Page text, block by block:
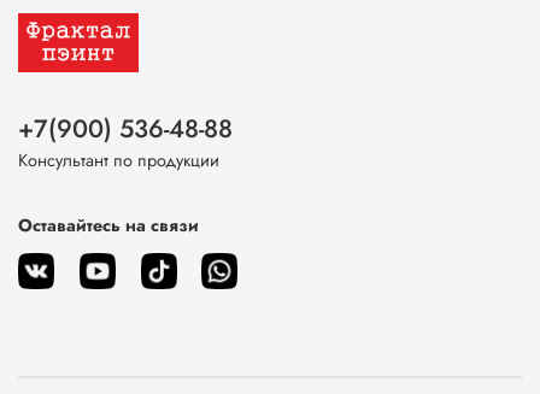
+7(900) 536-48-88
Консультант по продукции
Оставайтесь на связи